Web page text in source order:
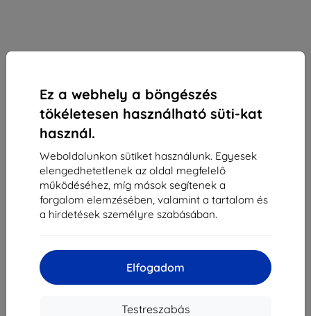
Ez a webhely a böngészés
tökéletesen használható süti-kat
használ.
Weboldalunkon sütiket használunk. Egyesek
elengedhetetlenek az oldal megfelelő
működéséhez, míg mások segítenek a
forgalom elemzésében, valamint a tartalom és
a hirdetések személyre szabásában.
Elfogadom
Testreszabás
Mobiltelefon Motorola Moto G6 Play - Modrá
(PA9W0037RO)
Vásárolja meg ezt a készüléket, és kapjon
25%
kedvezményt
minden tartozékra hozzá!
73 890 Ft
66 501 Ft